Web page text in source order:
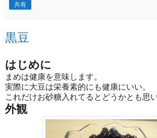
共有
黒豆
はじめに
まめは健康を意味します。
実際に大豆は栄養素的にも健康にいい。
これだけお砂糖入れてるとどうかとも思
外観